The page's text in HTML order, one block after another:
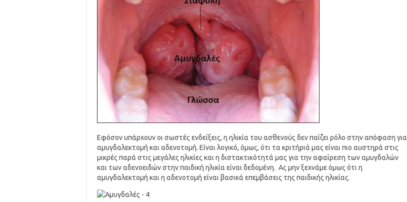
Εφόσον υπάρχουν οι σωστές ενδείξεις, η ηλικία του ασθενούς δεν παίζει ρόλο στην απόφαση για
αμυγδαλεκτομή και αδενοτομή. Είναι λογικό, όμως, ότι τα κριτήριά μας είναι πιο αυστηρά στις
μικρές παρά στις μεγάλες ηλικίες και η διστακτικότητά μας για την αφαίρεση των αμυγδαλών
και των αδενοειδών στην παιδική ηλικία είναι δεδομένη. Ας μην ξεχνάμε όμως ότι η
αμυγδαλεκτομή και η αδενοτομή είναι βασικά επεμβάσεις της παιδικής ηλικίας.